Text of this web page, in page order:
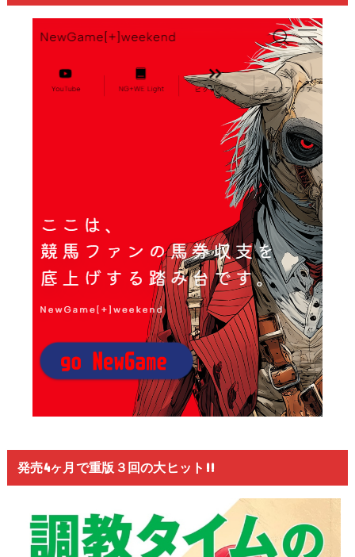
発売4ヶ月で重版３回の大ヒット!!